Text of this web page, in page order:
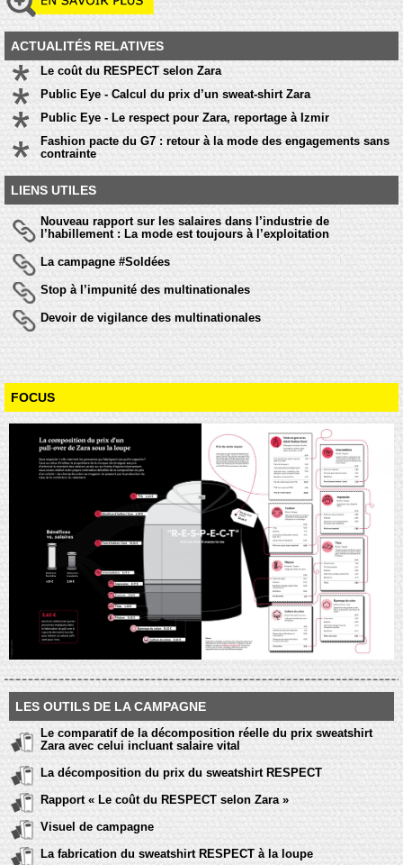
ACTUALITÉS RELATIVES
Le coût du RESPECT selon Zara
Public Eye - Calcul du prix d’un sweat-shirt Zara
Public Eye - Le respect pour Zara, reportage à Izmir
Fashion pacte du G7 : retour à la mode des engagements sans
contrainte
LIENS UTILES
Nouveau rapport sur les salaires dans l’industrie de
l’habillement : La mode est toujours à l’exploitation
La campagne #Soldées
Stop à l’impunité des multinationales
Devoir de vigilance des multinationales
FOCUS
LES OUTILS DE LA CAMPAGNE
Le comparatif de la décomposition réelle du prix sweatshirt
Zara avec celui incluant salaire vital
La décomposition du prix du sweatshirt RESPECT
Rapport « Le coût du RESPECT selon Zara »
Visuel de campagne
La fabrication du sweatshirt RESPECT à la loupe